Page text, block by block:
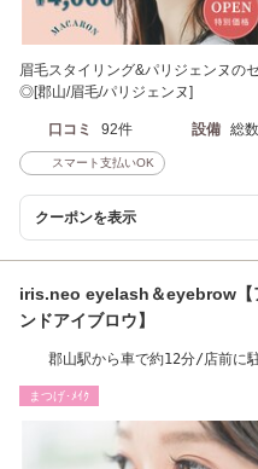
眉毛スタイリング&パリジェンヌの
◎[郡山/眉毛/パリジェンヌ]
口コミ 92件 設備 総
スマート支払いOK
クーポンを表示
iris.neo eyelash＆eyebrow【
ンドアイブロウ】
郡山駅から車で約12分/店前に
まつげ･ﾒｲｸ